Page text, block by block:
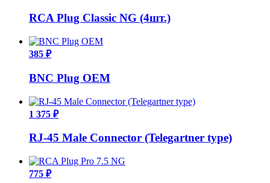
RCA Plug Classic NG (4шт.)
385 ₽
BNC Plug OEM
1 375 ₽
RJ-45 Male Connector (Telegartner type)
775 ₽